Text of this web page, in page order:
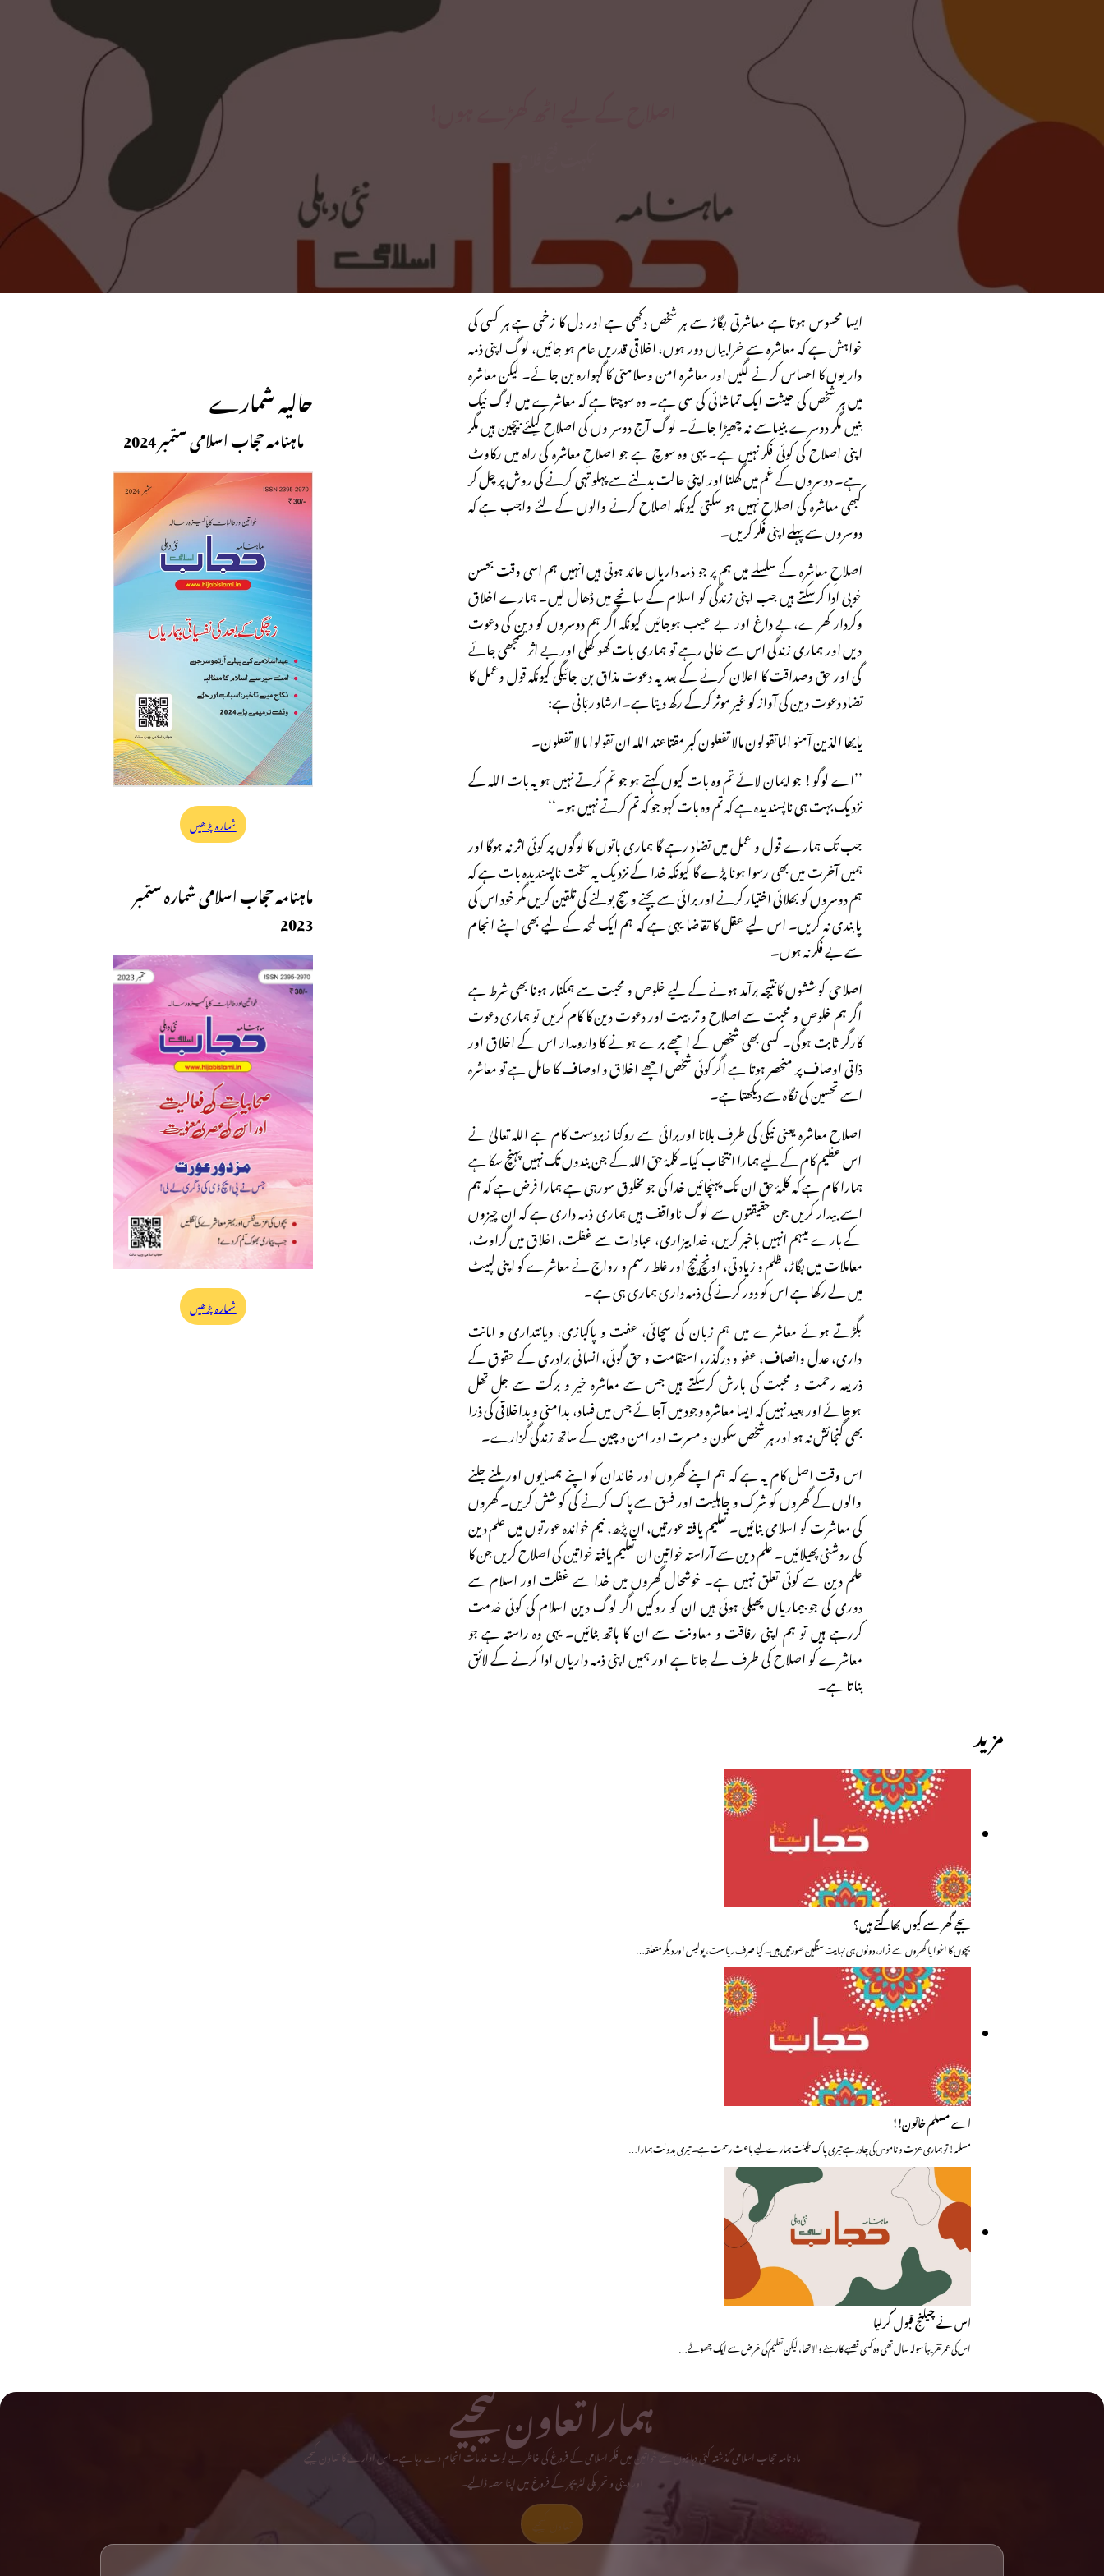
ایسا محسوس ہوتا ہے معاشرتی بگاڑ سے ہر شخص دکھی ہے اور دل کا زخمی ہے ہر کسی کی
خواہش ہے کہ معاشرہ سے خرابیاں دور ہوں، اخلاقی قدریں عام ہو جائیں، لوگ اپنی ذمہ
داریوں کا احساس کرنے لگیں اور معاشرہ امن وسلامتی کا گہوارہ بن جائے۔ لیکن معاشرہ
میں ہر شخص کی حیثت ایک تماشائی کی سی ہے۔ وہ سوچتا ہے کہ معاشرے میں لوگ نیک
بنیں مگر دوسرے بنیںاسے نہ چھیڑا جائے۔ لوگ آج دوسر وں کی اصلاح کیلئے بیچین ہیں مگر
اپنی اصلاح کی کوئی فکر نہیں ہے۔ یہی وہ سوچ ہے جو اصلاحِ معاشرہ کی راہ میں رکاوٹ
ہے۔ دوسروں کے غم میں گھلنا اور اپنی حالت بدلنے سے پہلو تہی کرنے کی روش پر چل کر
کبھی معاشرہ کی اصلاح نہیں ہو سکتی کیونکہ اصلاح کرنے والوں کے لئے واجب ہے کہ
دوسروں سے پہلے اپنی فکر کریں۔
اصلاحِ معاشرہ کے سلسلے میں ہم پر جو ذمہ داریاں عائد ہوتی ہیں انہیں ہم اسی وقت بحسن
خوبی ادا کرسکتے ہیں جب اپنی زندگی کو اسلام کے سانچے میں ڈھال لیں۔ ہمارے اخلاق
وکردار کھرے،بے داغ اور بے عیب ہوجائیں کیونکہ اگر ہم دوسروں کو دین کی دعوت
دیں اور ہماری زندگی اس سے خالی رہے تو ہماری بات کھو کھلی اور بے اثر سمجھی جائے
گی اور حق وصداقت کا اعلان کرنے کے بعد یہ دعوت مذاق بن جائیگی کیونکہ قول وعمل کا
تضاد دعوت دین کی آواز کو غیر موثر کرکے رکھ دیتا ہے۔ارشاد ربّانی ہے:
یایھا الذین آمنو الماتقولون مالا تفعلون کبر مقتاعند اللہ ان تقولوا ما لا تفعلون۔
’’اے لوگو! جو ایمان لائے تم وہ بات کیوں کہتے ہو جو تم کرتے نہیں ہو یہ بات اللہ کے
نزدیک بہت ہی ناپسندیدہ ہے کہ تم وہ بات کہو جو کہ تم کرتے نہیں ہو۔‘‘
جب تک ہمارے قول و عمل میں تضاد رہے گا ہماری باتوں کا لوگوں پر کوئی اثر نہ ہوگا اور
ہمیں آخرت میں بھی رسوا ہونا پڑے گا کیونکہ خدا کے نزدیک یہ سخت ناپسندیدہ بات ہے کہ
ہم دوسروں کو بھلائی اختیار کرنے اور برائی سے بچنے و سچ بولنے کی تلقین کریں مگر خود اس کی
پابندی نہ کریں۔ اس لیے عقل کا تقاضا یہی ہے کہ ہم ایک لمحہ کے لیے بھی اپنے انجام
سے بے فکر نہ ہوں۔
اصلاحی کوششوں کانتیجہ برآمد ہونے کے لیے خلوص و محبت سے ہمکنار ہونا بھی شرط ہے
اگر ہم خلوص و محبت سے اصلاح و تربیت اور دعوت دین کا کام کریں تو ہماری دعوت
کارگر ثابت ہوگی۔ کسی بھی شخص کے اچھے برے ہونے کا دارومدار اس کے اخلاق اور
ذاتی اوصاف پر منحصر ہوتا ہے اگر کوئی شخص اچھے اخلاق و اوصاف کا حامل ہے تو معاشرہ
اسے تحسین کی نگاہ سے دیکھتا ہے۔
اصلاح معاشرہ یعنی نیکی کی طرف بلانا اوربرائی سے روکنا زبردست کام ہے اللہ تعالیٰ نے
اس عظیم کام کے لیے ہمارا انتخاب کیا۔ کلمۂ حق اللہ کے جن بندوں تک نہیں پہنچ سکا ہے
ہمارا کام ہے کہ کلمۂ حق ان تک پہنچائیں خدا کی جو مخلوق سورہی ہے ہمارا فرض ہے کہ ہم
اسے بیدار کریں جن حقیقتوں سے لوگ ناواقف ہیں ہماری ذمہ داری ہے کہ ان چیزوں
کے بارے میںہم انہیں باخبر کریں، خدا بیزاری، عبادات سے غفلت، اخلاق میں گراوٹ،
معاملات میں بگاڑ، ظلم و زیادتی، اونچ نیچ اور غلط رسم و رواج نے معاشرے کو اپنی لپیٹ
میں لے رکھا ہے اس کو دور کرنے کی ذمہ داری ہماری ہی ہے۔
بگڑتے ہوئے معاشرے میں ہم زبان کی سچائی، عفت و پاکبازی، دیانتداری و امانت
داری، عدل وانصاف، عفو و درگذر، استقامت و حق گوئی، انسانی برادری کے حقوق کے
ذریعہ رحمت و محبت کی بارش کرسکتے ہیں جس سے معاشرہ خیر و برکت سے جل تھل
ہوجائے اور بعید نہیں کہ ایسا معاشرہ وجود میں آجائے جس میں فساد، بدامنی و بداخلاقی کی ذرا
بھی گنجائش نہ ہو اور ہر شخص سکون و مسرت اور امن و چین کے ساتھ زندگی گزارے۔
اس وقت اصل کام یہ ہے کہ ہم اپنے گھروں اور خاندان کو اپنے ہمسایوں اور ملنے جلنے
والوں کے گھروں کو شرک و جاہلیت اور فسق سے پاک کرنے کی کوشش کریں۔ گھروں
کی معاشرت کو اسلامی بنائیں۔ تعلیم یافتہ عورتیں، ان پڑھ، نیم خواندہ عورتوں میں علم دین
کی روشنی پھیلائیں۔ علم دین سے آراستہ خواتین ان تعلیم یافتہ خواتین کی اصلاح کریں جن کا
علم دین سے کوئی تعلق نہیں ہے۔ خوشحال گھروں میں خدا سے غفلت اور اسلام سے
دوری کی جو بیماریاں پھیلی ہوئی ہیں ان کو روکیں اگر لوگ دین اسلام کی کوئی خدمت
کررہے ہیں تو ہم اپنی رفاقت و معاونت سے ان کا ہاتھ بٹائیں۔ یہی وہ راستہ ہے جو
معاشرے کو اصلاح کی طرف لے جاتا ہے اور ہمیں اپنی ذمہ داریاں ادا کرنے کے لائق
بناتا ہے۔
مزید
بچے گھر سے کیوں بھاگتے ہیں؟
بچوں کا اغوا یا گھروں سے فرار، دونوں ہی نہایت سنگین صورتیں ہیں۔ کیا صرف ریاست، پولیس اور دیگر متعلقہ…
اے مسلم خاتون!!
مسلمہ! تو ہماری عزت و ناموس کی چادر ہے تیری پاک طینت ہمارے لیے باعث رحمت ہے۔ تیری بدولت ہمارا…
اس نے چیلنج قبول کرلیا
اس کی عمر تقریباً سولہ سال تھی وہ کسی قصبے کا رہنے والاتھا، لیکن تعلیم کی غرض سے ایک چھوٹے…
حالیہ شمارے
ماہنامہ حجاب اسلامی ستمبر 2024
شمارہ پڑھیں
ماہنامہ حجاب اسلامی شمارہ ستمبر
2023
شمارہ پڑھیں
ہمارا تعاون کیجیے
ماہ نامہ حجاب اسلامی گذشتہ کئی دہائیوں سے خواتین میں فکر اسلامی کے فروغ کی خاطر بے لوث خدمات انجام دے رہا ہے۔ اس ادارے کا تعاون کیجیے
اور دینی و تحریکی لٹریچر کے فروغ میں اپنا حصہ ڈالیے۔